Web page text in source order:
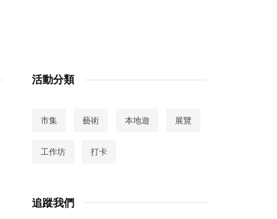
活動分類
市集 藝術 本地遊 展覽
工作坊 打卡
追蹤我們